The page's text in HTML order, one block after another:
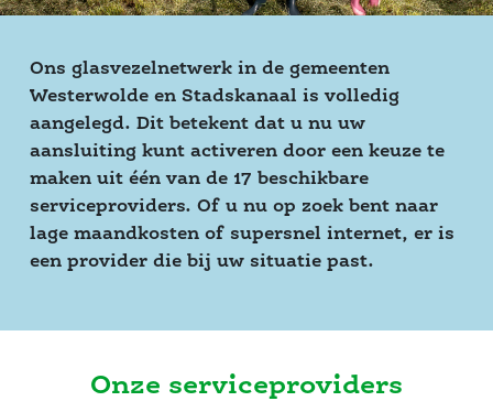
Ons glasvezelnetwerk in de gemeenten
Westerwolde en Stadskanaal is volledig
aangelegd. Dit betekent dat u nu uw
aansluiting kunt activeren door een keuze te
maken uit één van de 17 beschikbare
erviceproviders. Of u nu op zoek bent naar
lage maandkosten of supersnel internet, er is
een provider die bij uw situatie past.
Onze serviceprovider